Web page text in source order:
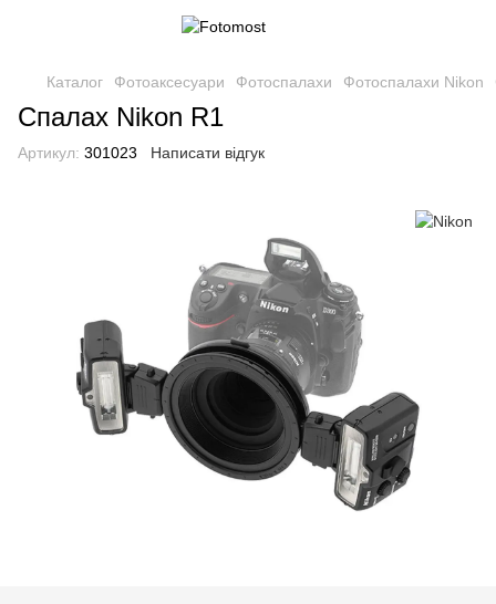
Каталог Фотоаксесуари Фотоспалахи Фотоспалахи Nikon
Спалах Nikon R1
Артикул: 301023 Написати відгук